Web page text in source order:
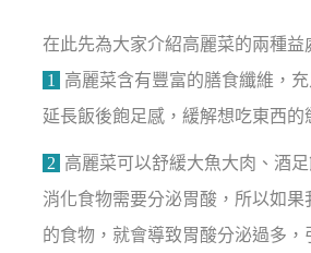
在此先為大家介紹高麗菜的兩種益
1
高麗菜含有豐富的膳食纖維，
延長飯後飽足感，緩解想吃東西的
2 高麗菜可以舒緩大魚大肉、酒
消化食物需要分泌胃酸，所以如果
的食物，就會導致胃酸分泌過多，